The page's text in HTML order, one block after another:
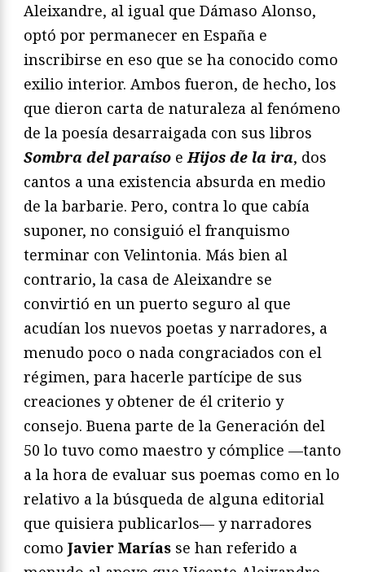
Aleixandre, al igual que Dámaso Alonso,
optó por permanecer en España e
inscribirse en eso que se ha conocido como
exilio interior. Ambos fueron, de hecho, los
que dieron carta de naturaleza al fenómeno
de la poesía desarraigada con sus libros
Sombra del paraíso eHijos de la ira, dos
cantos a una existencia absurda en medio
de la barbarie. Pero, contra lo que cabía
suponer, no consiguió el franquismo
terminar con Velintonia. Más bien al
contrario, la casa de Aleixandre se
convirtió en un puerto seguro al que
acudían los nuevos poetas y narradores, a
menudo poco o nada congraciados con el
régimen, para hacerle partícipe de sus
creaciones y obtener de él criterio y
consejo. Buena parte de la Generación del
50 lo tuvo como maestro y cómplice —tanto
a la hora de evaluar sus poemas como en lo
relativo a la búsqueda de alguna editorial
que quisiera publicarlos— y narradores
como Javier Marías se han referido a